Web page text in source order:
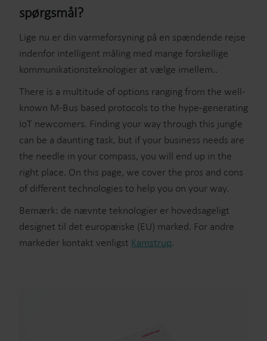
spørgsmål?
Lige nu er din varmeforsyning på en spændende rejse
indenfor intelligent måling med mange forskellige
kommunikationsteknologier at vælge imellem..
There is a multitude of options ranging from the well-
known M-Bus based protocols to the hype-generating
IoT newcomers. Finding your way through this jungle
can be a daunting task, but if your business needs are
the needle in your compass, you will end up in the
right place. On this page, we cover the pros and cons
of different technologies to help you on your way.
Bemærk: de nævnte teknologier er hovedsageligt
designet til det europæiske (EU) marked. For andre
markeder kontakt venligst Kamstrup.